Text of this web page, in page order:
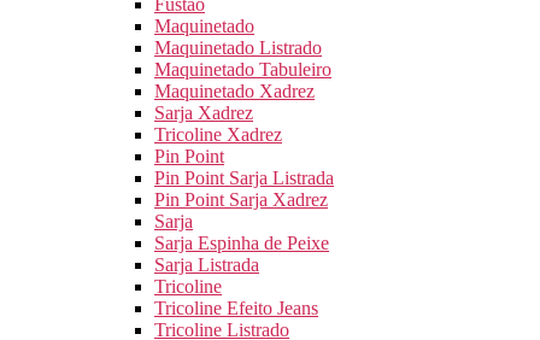
Fustão
Maquinetado
Maquinetado Listrado
Maquinetado Tabuleiro
Maquinetado Xadrez
Sarja Xadrez
Tricoline Xadrez
Pin Point
Pin Point Sarja Listrada
Pin Point Sarja Xadrez
Sarja
Sarja Espinha de Peixe
Sarja Listrada
Tricoline
Tricoline Efeito Jeans
Tricoline Listrado